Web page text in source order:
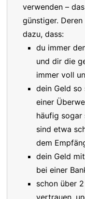
verwenden –
günstiger.
dazu, dass:
du immer
und dir die
immer voll
dein Geld so
einer
häufig sogar
sind etwa
dem
dein Geld
bei einer
schon über
vertrauen,